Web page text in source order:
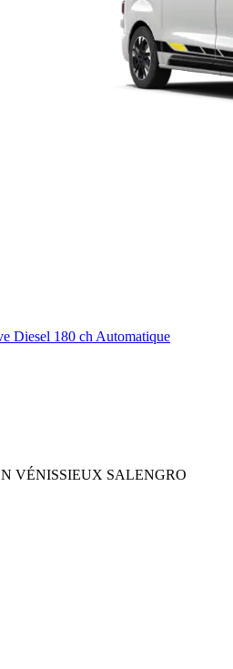
Diesel 180 ch Automatique
VÉNISSIEUX SALENGRO